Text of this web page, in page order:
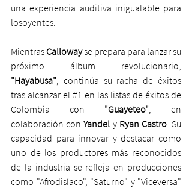
una experiencia auditiva inigualable para
losoyentes.
Mientras Calloway se prepara para lanzar su
"Hayabusa", continúa su racha de éxitos
tras alcanzar el #1 en las listas de éxitos de
Colombia con "Guayeteo", en
colaboración con Yandel y Ryan Castro. Su
capacidad para innovar y destacar como
uno de los productores más reconocidos
de la industria se refleja en producciones
como "Afrodisíaco", "Saturno" y "Viceversa"